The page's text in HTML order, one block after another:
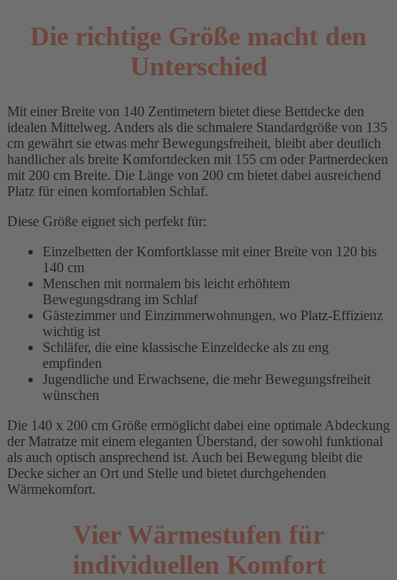
Die richtige Größe macht den
Unterschied
Mit einer Breite von 140 Zentimetern bietet diese Bettdecke den
idealen Mittelweg. Anders als die schmalere Standardgröße von 135
cm gewährt sie etwas mehr Bewegungsfreiheit, bleibt aber deutlich
handlicher als breite Komfortdecken mit 155 cm oder Partnerdecken
mit 200 cm Breite. Die Länge von 200 cm bietet dabei ausreichend
Platz für einen komfortablen Schlaf.
Diese Größe eignet sich perfekt für:
Einzelbetten der Komfortklasse mit einer Breite von 120 bis
140 cm
Menschen mit normalem bis leicht erhöhtem
Bewegungsdrang im Schlaf
Gästezimmer und Einzimmerwohnungen, wo Platz-Effizienz
wichtig ist
Schläfer, die eine klassische Einzeldecke als zu eng
empfinden
Jugendliche und Erwachsene, die mehr Bewegungsfreiheit
wünschen
Die 140 x 200 cm Größe ermöglicht dabei eine optimale Abdeckung
der Matratze mit einem eleganten Überstand, der sowohl funktional
als auch optisch ansprechend ist. Auch bei Bewegung bleibt die
Decke sicher an Ort und Stelle und bietet durchgehenden
Wärmekomfort.
Vier Wärmestufen für
individuellen Komfort